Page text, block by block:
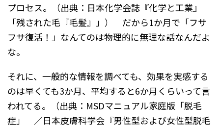
プロセス。（出典：日本化学会誌『化学と工業』
「残された毛『毛髪』」） だから1か月で「フサ
フサ復活！」なんてのは物理的に無理な話なんだよ
な。
それに、一般的な情報を調べても、効果を実感する
のは早くても3か月、平均すると6か月くらいって言
われてる。（出典：MSDマニュアル家庭版「脱毛
症」 ／日本皮膚科学会『男性型および女性型脱毛